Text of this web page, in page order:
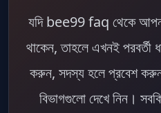
যদিbee99 faq থেকে
থাকেন, তাহলে এখনই পরবর্তী
করুন, সদস্য হলে প্রবেশ
বিভাগগুলো দেখে নিন।